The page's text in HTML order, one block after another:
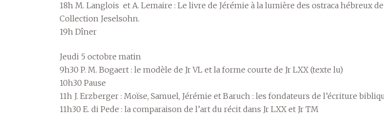
18h M. Langlois et A. Lemaire : Le livre de Jérémie à la lumière des ostraca hébreux
Collection Jeselsohn.
19h Dîner
Jeudi 5 octobre matin
9h30 P. M. Bogaert : le modèle de Jr VL et la forme courte de Jr LXX (texte lu)
10h30 Pause
11h J. Erzberger : Moïse, Samuel, Jérémie et Baruch : les fondateurs de l’écriture
11h30 E. di Pede : la comparaison de l’art du récit dans Jr LXX et Jr TM